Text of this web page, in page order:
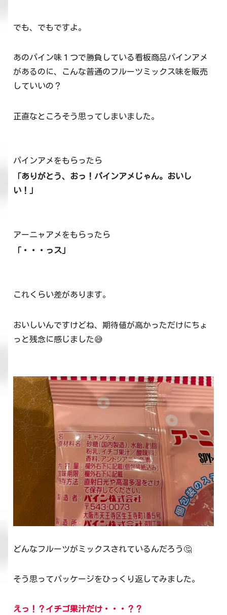
でも、でもですよ。
あのパイン味１つで勝負している看板商品パインアメ
があるのに、こんな普通のフルーツミックス味を販売
していいの？
正直なところそう思ってしまいました。
パインアメをもらったら
「ありがとう、おっ！パインアメじゃん。おいし
い！」
アーニャアメをもらったら
「・・・っス」
これくらい差があります。
おいしいんですけどね、期待値が高かっただけにちょ
っと残念に感じました😅
どんなフルーツがミックスされているんだろう🤔
そう思ってパッケージをひっくり返してみました。
えっ！？イチゴ果汁だけ・・・？？